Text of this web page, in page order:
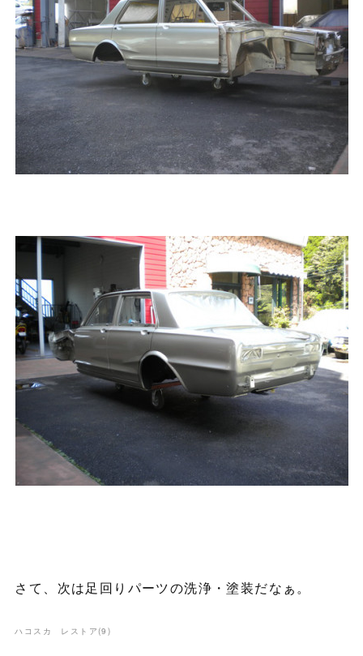
さて、次は足回りパーツの洗浄・塗装だなぁ。
ハコスカ レストア(9 )